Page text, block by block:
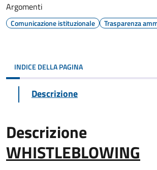
Argomenti
Comunicazione istituzionale Trasparenza
INDICE DELLA PAGINA
Descrizione
Descrizione
WHISTLEBLOWING